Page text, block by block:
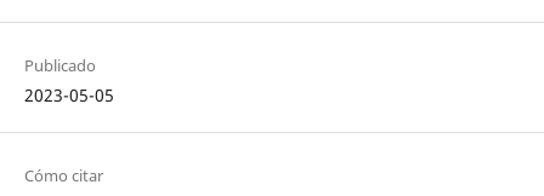
Publicado
2023-05-05
Cómo citar